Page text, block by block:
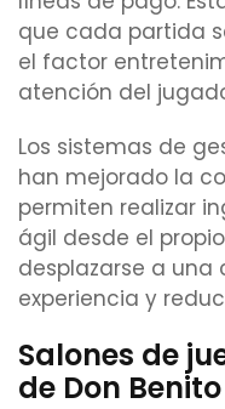
que cada partida
el factor
atención del
Los sistemas de
han mejorado la
permiten realizar
ágil desde el
desplazarse a una
experiencia y
Salones de
de Don Benito